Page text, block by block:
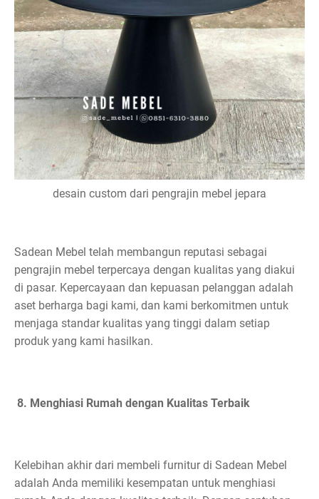
desain custom dari pengrajin mebel jepara
Sadean Mebel telah membangun reputasi sebagai
pengrajin mebel terpercaya dengan kualitas yang diakui
di pasar. Kepercayaan dan kepuasan pelanggan adalah
aset berharga bagi kami, dan kami berkomitmen untuk
menjaga standar kualitas yang tinggi dalam setiap
produk yang kami hasilkan.
8. Menghiasi Rumah dengan Kualitas Terbaik
Kelebihan akhir dari membeli furnitur di Sadean Mebel
adalah Anda memiliki kesempatan untuk menghiasi